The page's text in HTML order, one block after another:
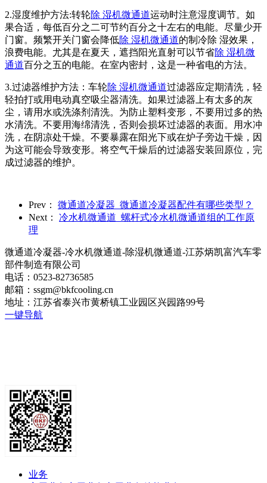
2.湿度维护方法:转轮除 湿机微通道运动时注意湿度调节。如
果合适，每低百分之二可节约百分之十左右的电能。尽量少开
门窗。频繁开关门窗会降低除 湿机微通道的制冷除 湿效果，
浪费电能。尤其是在夏天，遮挡阳光直射可以节省除 湿机微
通道百分之五的电能。在室内密封，这是一种省电的方法。
3.过滤器维护方法：车轮除 湿机微通道过滤器应定期清洗，轻
轻拍打或用电动真空吸尘器清洗。如果过滤器上有太多的灰
尘，请用水或洗涤剂清洗。为防止塑料变形，不要用过多的热
水清洗。不要用海绵清洗，否则会损坏过滤器的表面。用水冲
洗，在阴凉处干燥。不要暴露在阳光下或在炉子旁边干燥，因
为这可能会导致变形。将空气干燥后的过滤器安装回原位，完
成过滤器的维护。
Prev：
微通道冷凝器_微通道冷凝器配件有哪些类型？
Next：
冷水机微通道_螺杆式冷水机微通道组的工作原
理
微通道冷凝器-冷水机微通道-除湿机微通道-江苏炳凯富汽车零
部件制造有限公司
电话：0523-82736585
邮箱：ssgm@bkfcooling.cn
地址：江苏省泰兴市黄桥镇工业园区兴园路99号
一键导航
业务